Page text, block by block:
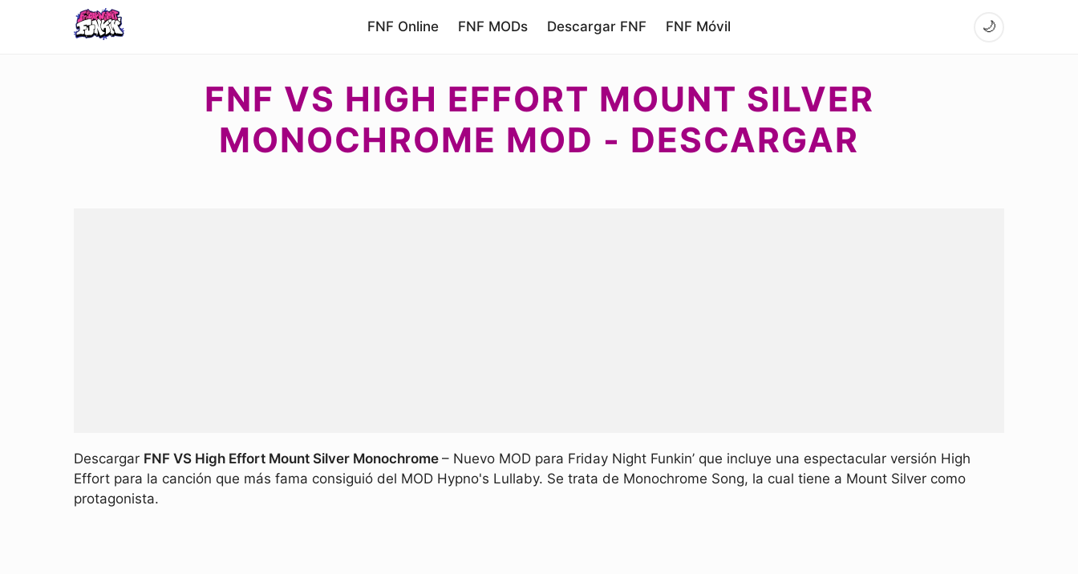
FNF Online FNF MODs Descargar FNF FNF Móvil 🌙
FNF VS HIGH EFFORT MOUNT SILVER
MONOCHROME MOD - DESCARGAR
Descargar FNF VS High Effort Mount Silver Monochrome – Nuevo MOD para Friday Night Funkin’ que incluye una espectacular versión High
Effort para la canción que más fama consiguió del MOD Hypno's Lullaby. Se trata de Monochrome Song, la cual tiene a Mount Silver como
protagonista.